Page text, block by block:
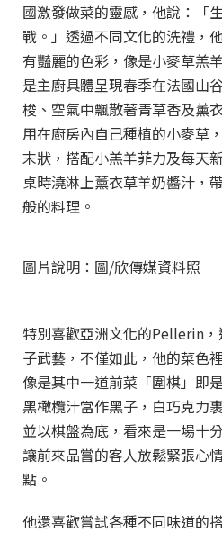
國激發做菜的靈感，他說：「
戰。」透過不同文化的洗禮，
有豔麗的色彩，像是小麥草羔
是主廚具體呈現春季在法國山
梭、空氣中飄散著青草香及薰
用在廚房內自己種植的小麥草
末狀，搭配小羔羊菲力及每天
桌時澆淋上薰衣草羊奶醬汁，
般的料理。
圖片說明：圖/欣傳媒資料照
特別喜歡亞洲文化的Pellerin
子武藝，不僅如此，他的菜色
像是其中一道前菜「圍棋」即
黑橄欖汁當作黑子，白巧克力
並以棋盤為底，看來是一場十
讓前來品嘗的客人放鬆緊張心
點。
他還喜歡嘗試各種不同味道的